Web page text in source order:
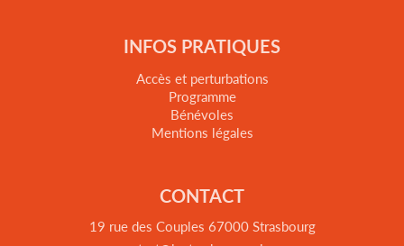
INFOS PRATIQUES
Accès et perturbations
Programme
Bénévoles
Mentions légales
CONTACT
19 rue des Couples 67000 Strasbourg